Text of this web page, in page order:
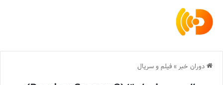
دوران خبر » فیلم و سریال